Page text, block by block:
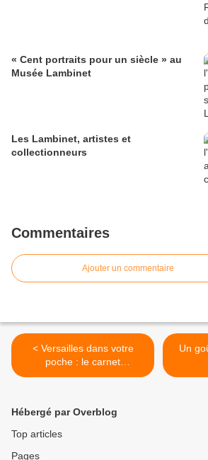
« Cent portraits pour un siècle » au
Musée Lambinet
Les Lambinet, artistes et
collectionneurs
Commentaires
Ajouter un commentaire
< Versailles dans votre
poche : le carnet
d’adresses de Coline
Un
Hébergé par Overblog
Top articles
Pages